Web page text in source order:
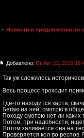
- Новости и предложения по
Добавлено: Вт Авг 23, 2016
Так уж сложилось
Весь процесс проходит
Где-то находится карта,
Бегаю на ней, смотрю в
Походу смотрю нет ли
Потом, при надобности,
Потом заливается она на
Проверяется кол-во респов.